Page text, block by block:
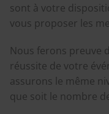
sont à votre
vous proposer les
Nous ferons preuve
réussite de votre
assurons le même
que soit le nombre